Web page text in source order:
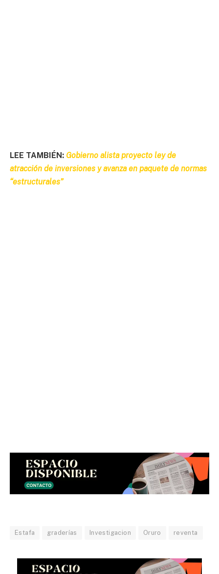
LEE TAMBIÉN: Gobierno alista proyecto ley de
atracción de inversiones y avanza en paquete de normas
“estructurales”
Estafa graderías Investigacion Oruro reventa